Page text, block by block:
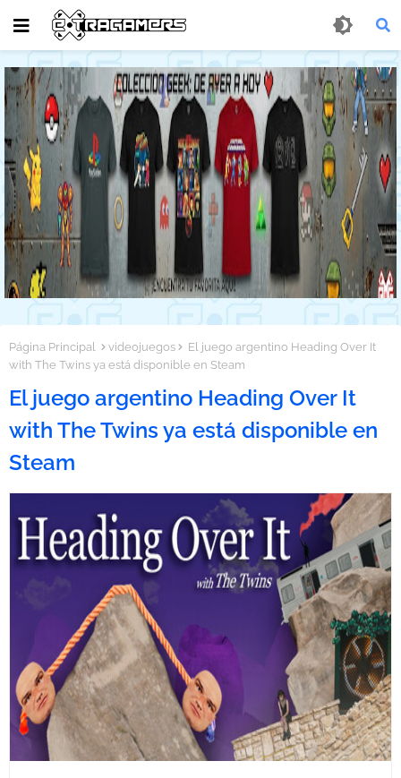
Página Principal videojuegos
El juego argentino Heading Over It
with The Twins ya está disponible en Steam
El juego argentino Heading Over It
with The Twins ya está disponible en
Steam